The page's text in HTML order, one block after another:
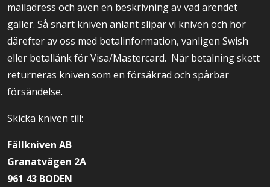
mailadress och även en beskrivning av vad ärendet
gäller. Så snart kniven anlänt slipar vi kniven och hör
därefter av oss med betalinformation, vanligen Swish
eller betallänk för Visa/Mastercard. När betalning skett
returneras kniven som en försäkrad och spårbar
försändelse.
Skicka kniven till:
Fällkniven AB
Granatvägen 2A
961 43 BODEN